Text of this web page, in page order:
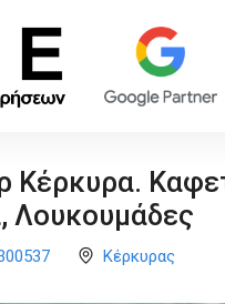
Κέρκυρα.
Λουκουμάδες
Κέρκυρας